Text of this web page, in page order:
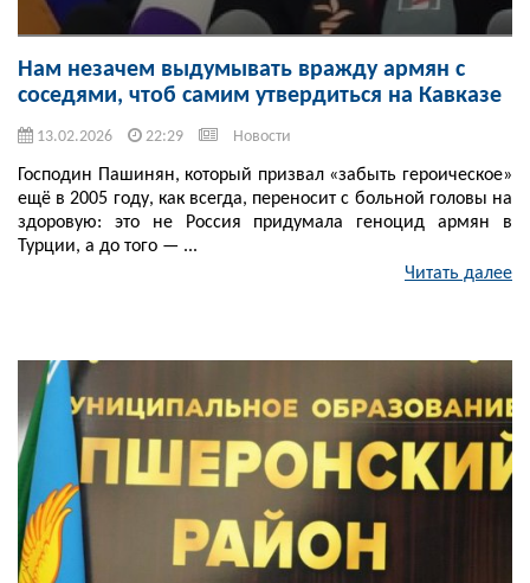
Нам незачем выдумывать вражду армян с
соседями, чтоб самим утвердиться на Кавказе
13.02.2026 22:29 Новости
Господин Пашинян, который призвал «забыть героическое»
ещё в 2005 году, как всегда, переносит с больной головы на
здоровую: это не Россия придумала геноцид армян в
Турции, а до того — ...
Читать далее